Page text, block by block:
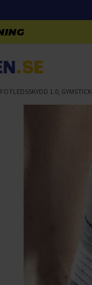
FOTLEDSSKYDD 1.0, GYMSTICK